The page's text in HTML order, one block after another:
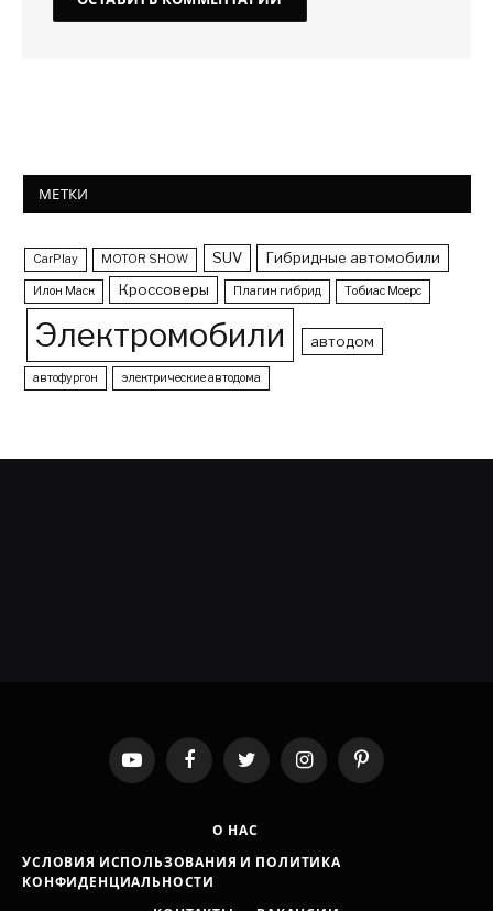
МЕТКИ
CarPlay MOTOR SHOW SUV Гибридные автомобили
Илон Маск Кроссоверы Плагин гибрид Тобиас Моерс
Электромобили автодом
автофургон электрические автодома
YouTubeFacebookTwitter InstagramPinterest
О НАС
УСЛОВИЯ ИСПОЛЬЗОВАНИЯ И ПОЛИТИКА
КОНФИДЕНЦИАЛЬНОСТИ